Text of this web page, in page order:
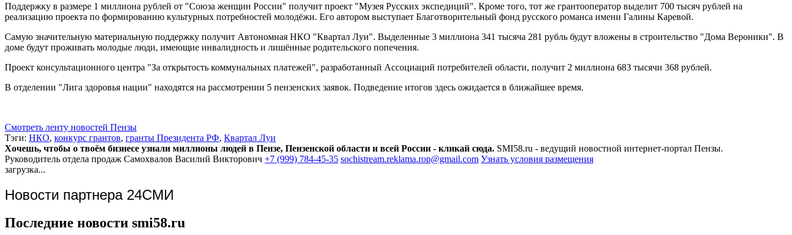
Поддержку в размере 1 миллиона рублей от "Союза женщин России" получит проект "Музея Русских экспедиций". Кроме того, тот же грантооператор выделит 700 тысяч рублей на
реализацию проекта по формированию культурных потребностей молодёжи. Его автором выступает Благотворительный фонд русского романса имени Галины Каревой.
Самую значительную материальную поддержку получит Автономная НКО "Квартал Луи". Выделенные 3 миллиона 341 тысяча 281 рубль будут вложены в строительство "Дома Вероники". В
доме будут проживать молодые люди, имеющие инвалидность и лишённые родительского попечения.
Проект консультационного центра "За открытость коммунальных платежей", разработанный Ассоциаций потребителей области, получит 2 миллиона 683 тысячи 368 рублей.
В отделении "Лига здоровья нации" находятся на рассмотрении 5 пензенских заявок. Подведение итогов здесь ожидается в ближайшее время.
Смотреть ленту новостей Пензы
Тэги: НКО, конкурс грантов, гранты Президента РФ, Квартал Луи
Хочешь, чтобы о твоём бизнесе узнали миллионы людей в Пензе, Пензенской области и всей России - кликай сюда. SMI58.ru - ведущий новостной интернет-портал Пензы.
Руководитель отдела продаж Самохвалов Василий Викторович +7 (999) 784-45-35 sochistream.reklama.rop@gmail.com Узнать условия размещения
загрузка...
Новости партнера 24СМИ
Последние новости smi58.ru